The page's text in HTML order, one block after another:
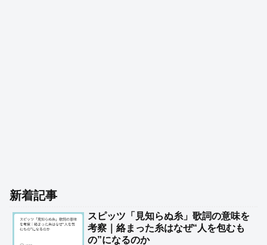
新着記事
スピッツ「見知らぬ糸」歌詞の意味を
考察｜絡まった糸はなぜ“人を包むも
の”になるのか